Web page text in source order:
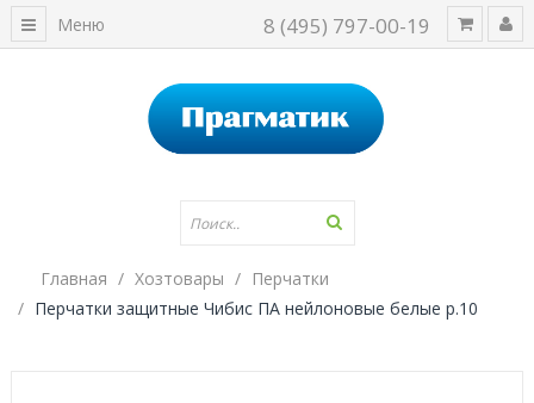
8 (495) 797-00-19
Меню
Главная Хозтовары
Перчатки
Перчатки защитные Чибис ПА нейлоновые белые р.10